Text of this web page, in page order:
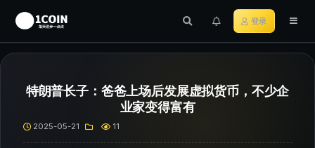
登录
特朗普长子：爸爸上场后发展虚拟货币，不少企
业家变得富有
2025-05-21 11